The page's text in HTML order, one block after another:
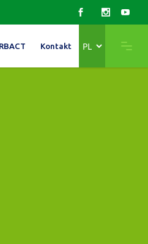
Kontakt
język